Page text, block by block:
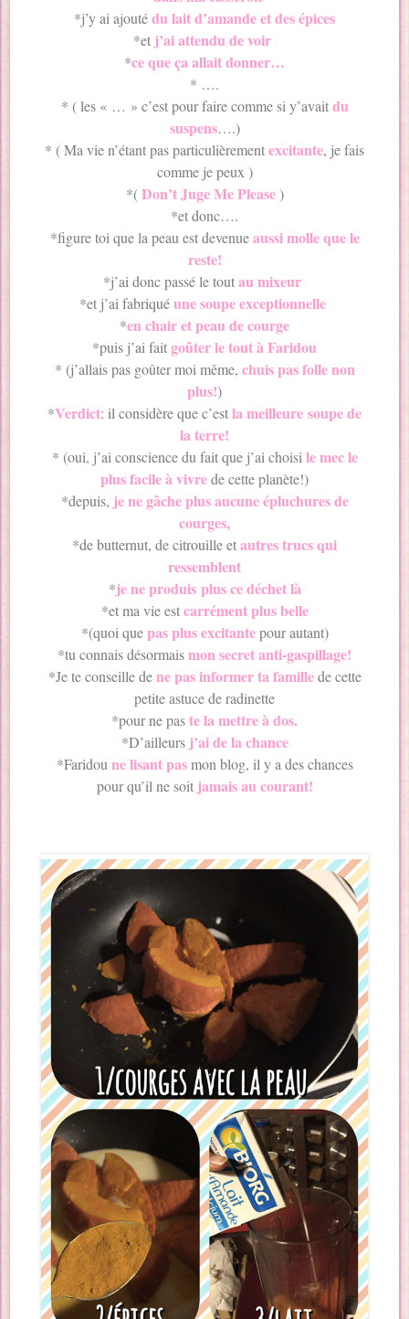
*j’y ai ajoutédu lait d’amande et des épices
*et j’ai attendu de voir
*ce que ça allait donner…
* ….
* ( les « … » c’est pour faire comme si y’avaitdu
suspens….)
* ( Ma vie n’étant pas particulièrementexcitante, je fais
comme je peux )
*(Don’t Juge Me Please)
*et donc….
*figure toi que la peau est devenueaussi molle que le
reste!
*j’ai donc passé le toutau mixeur
*et j’ai fabriquéune soupe exceptionnelle
*en chair et peau de courge
*puis j’ai faitgoûter le tout à Faridou
* (j’allais pas goûter moi même, chuis pas folle non
plus!)
*Verdict: il considère que c’estla meilleure soupe de
la terre!
* (oui, j’ai conscience du fait que j’ai choisi le mec le
plus facile à vivrede cette planète!)
*depuis, je ne gâche plus aucune épluchures de
courges,
*de butternut, de citrouille etautres trucs qui
ressemblent
*je ne produis plus ce déchet là
*et ma vie estcarrément plus belle
*(quoi quepas plus excitantepour autant)
*tu connais désormaismon secret anti-gaspillage!
*Je te conseille dene pas informer ta famille de cette
petite astuce de radinette
*pour ne paste la mettre à dos.
*D’ailleurs j’ai de la chance
*Faridou ne lisant pasmon blog, il y a des chances
pour qu’il ne soitjamais au courant!